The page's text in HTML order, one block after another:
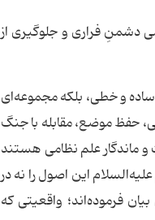
دشمنِ فراری و جلوگیری از
ساده و خطی، بلکه مجموعه‌ای
حفظ موضع، مقابله با جنگ
ماندگار علم نظامی هستند
این اصول را نه در
فرموده‌اند؛ واقعیتی که